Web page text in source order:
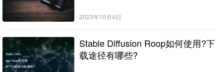
2023年10月4日
Stable Diffusion Roop如何使用?下
载途径有哪些?